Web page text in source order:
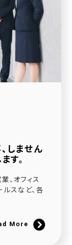
しました
ました！
しました
しません
す。
、オフィス
スなど、各
More